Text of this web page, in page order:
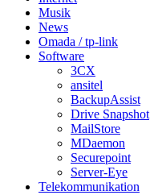
Musik
News
Omada / tp-link
Software
3CX
ansitel
BackupAssist
Drive Snapshot
MailStore
MDaemon
Securepoint
Server-Eye
Telekommunikation